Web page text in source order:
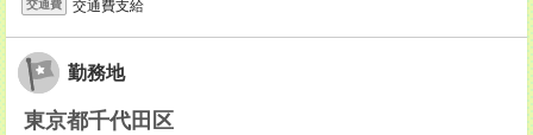
交通費 交通費支給
勤務地
東京都千代田区